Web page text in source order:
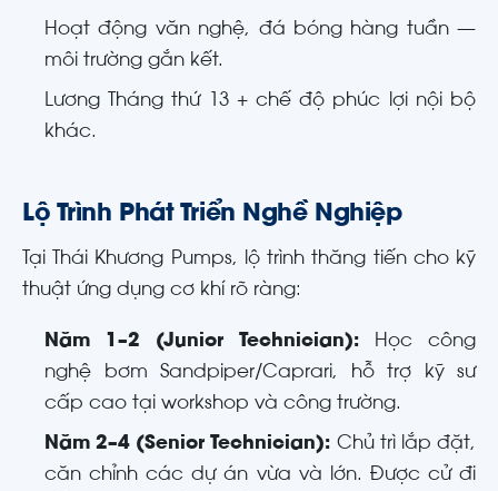
Hoạt động văn nghệ, đá bóng hàng tuần —
môi trường gắn kết.
Lương Tháng thứ 13 + chế độ phúc lợi nội bộ
khác.
Lộ Trình Phát Triển Nghề Nghiệp
Tại Thái Khương Pumps, lộ trình thăng tiến cho kỹ
thuật ứng dụng cơ khí rõ ràng:
Năm 1–2 (Junior Technician): Học công
nghệ bơm Sandpiper/Caprari, hỗ trợ kỹ sư
cấp cao tại workshop và công trường.
Năm 2–4 (Senior Technician): Chủ trì lắp đặt,
căn chỉnh các dự án vừa và lớn. Được cử đi